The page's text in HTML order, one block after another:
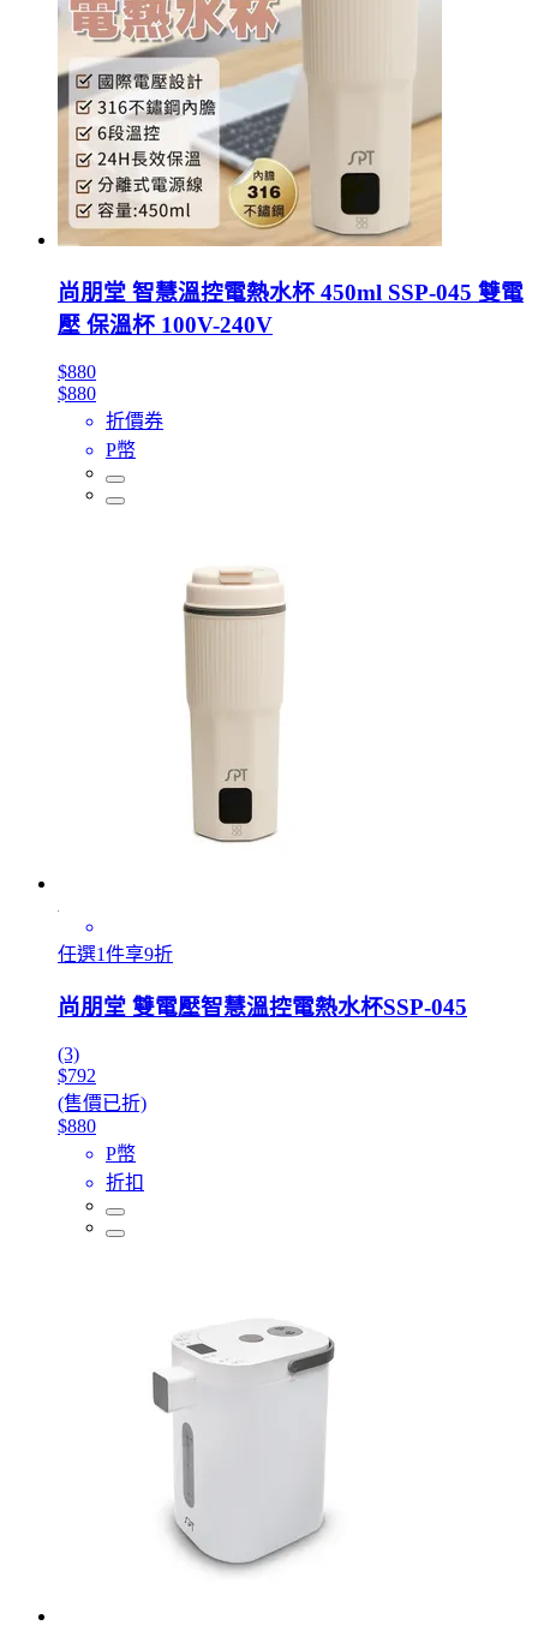
尚朋堂 智慧溫控電熱水杯 450ml SSP-045 雙電
壓 保溫杯 100V-240V
$880
$880
折價券
P幣
任選1件享9折
尚朋堂 雙電壓智慧溫控電熱水杯SSP-045
(3)
$792
(售價已折)
$880
P幣
折扣